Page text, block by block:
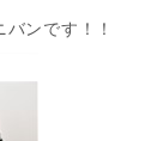
ンです！！